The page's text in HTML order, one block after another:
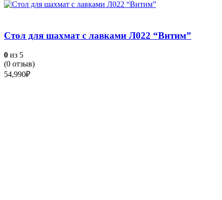
Стол для шахмат с лавками Л022 “Витим”
0 из 5
(0 отзыв)
54,990₽